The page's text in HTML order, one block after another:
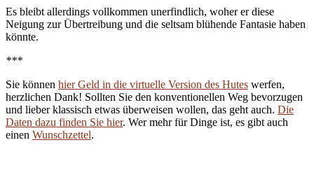
Es bleibt allerdings vollkommen unerfindlich, woher er diese
Neigung zur Übertreibung und die seltsam blühende Fantasie haben
könnte.
***
Sie können hier Geld in die virtuelle Version des Hutes werfen,
herzlichen Dank! Sollten Sie den konventionellen Weg bevorzugen
und lieber klassisch etwas überweisen wollen, das geht auch. Die
Daten dazu finden Sie hier. Wer mehr für Dinge ist, es gibt auch
einen Wunschzettel.